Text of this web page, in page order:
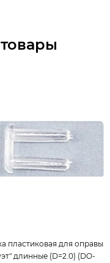
пластиковая для оправы
длинные (D=2.0) (DO-